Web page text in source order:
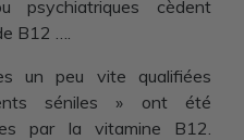
psychiatriques cèdent
B12 ….
un peu vite qualifiées
séniles » ont été
par la vitamine B12.